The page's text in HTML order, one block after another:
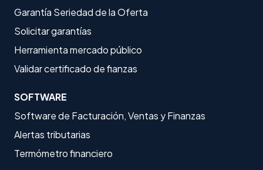
Garantía Seriedad de la Oferta
Solicitar garantías
Herramienta mercado público
Validar certificado de fianzas
SOFTWARE
Software de Facturación, Ventas y Finanzas
Alertas tributarias
Termómetro financiero